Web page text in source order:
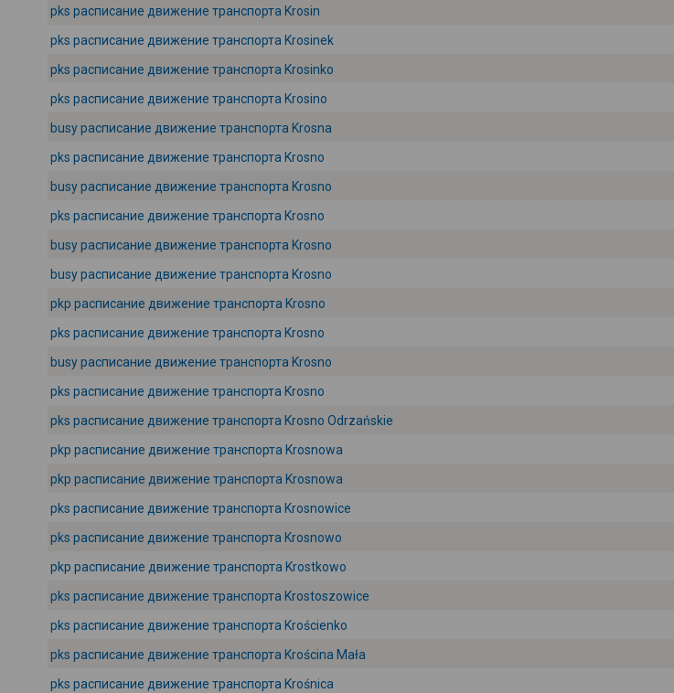
pks расписание движение транспорта Krosin
pks расписание движение транспорта Krosinek
pks расписание движение транспорта Krosinko
pks расписание движение транспорта Krosino
busy расписание движение транспорта Krosna
pks расписание движение транспорта Krosno
busy расписание движение транспорта Krosno
pks расписание движение транспорта Krosno
busy расписание движение транспорта Krosno
busy расписание движение транспорта Krosno
pkp расписание движение транспорта Krosno
pks расписание движение транспорта Krosno
busy расписание движение транспорта Krosno
pks расписание движение транспорта Krosno
pks расписание движение транспорта Krosno Odrzańskie
pkp расписание движение транспорта Krosnowa
pkp расписание движение транспорта Krosnowa
pks расписание движение транспорта Krosnowice
pks расписание движение транспорта Krosnowo
pkp расписание движение транспорта Krostkowo
pks расписание движение транспорта Krostoszowice
pks расписание движение транспорта Krościenko
pks расписание движение транспорта Krościna Mała
pks расписание движение транспорта Krośnica